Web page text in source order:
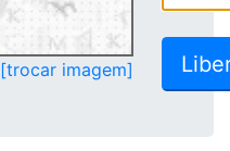
[trocar imagem]